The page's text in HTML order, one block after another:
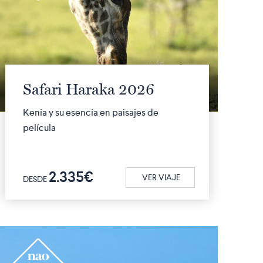
Safari Haraka 2026
Kenia y su esencia en paisajes de
película
DESDE 2.335€ VER VIAJE